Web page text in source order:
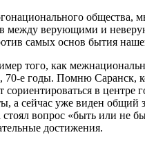
верующими и
самых основ бытия
того, как
е годы. Помню Саранск,
в
уже виден общий
вопрос «быть или не
достижения.